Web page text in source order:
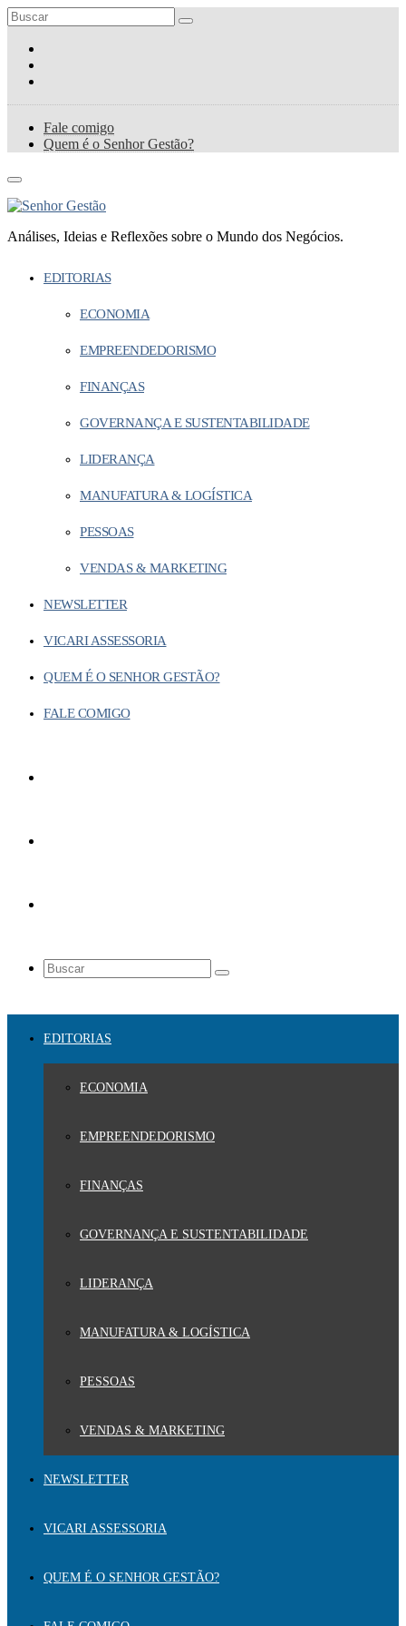
Fale comigo
Quem é o Senhor Gestão?
Análises, Ideias e Reflexões sobre o Mundo dos Negócios.
EDITORIAS
ECONOMIA
EMPREENDEDORISMO
FINANÇAS
GOVERNANÇA E SUSTENTABILIDADE
LIDERANÇA
MANUFATURA & LOGÍSTICA
PESSOAS
VENDAS & MARKETING
NEWSLETTER
VICARI ASSESSORIA
QUEM É O SENHOR GESTÃO?
FALE COMIGO
EDITORIAS
ECONOMIA
EMPREENDEDORISMO
FINANÇAS
GOVERNANÇA E SUSTENTABILIDADE
LIDERANÇA
MANUFATURA & LOGÍSTICA
PESSOAS
VENDAS & MARKETING
NEWSLETTER
VICARI ASSESSORIA
QUEM É O SENHOR GESTÃO?